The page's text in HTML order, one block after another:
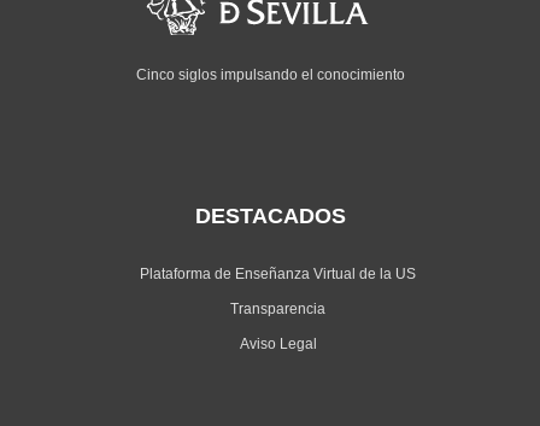
Cinco siglos impulsando el conocimiento
DESTACADOS
Plataforma de Enseñanza Virtual de la US
Transparencia
Aviso Legal